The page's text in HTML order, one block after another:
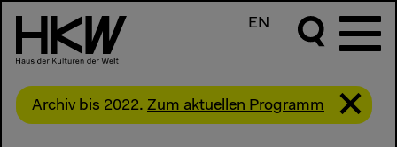
EN
Archiv bis 2022. Zum aktuellen Programm